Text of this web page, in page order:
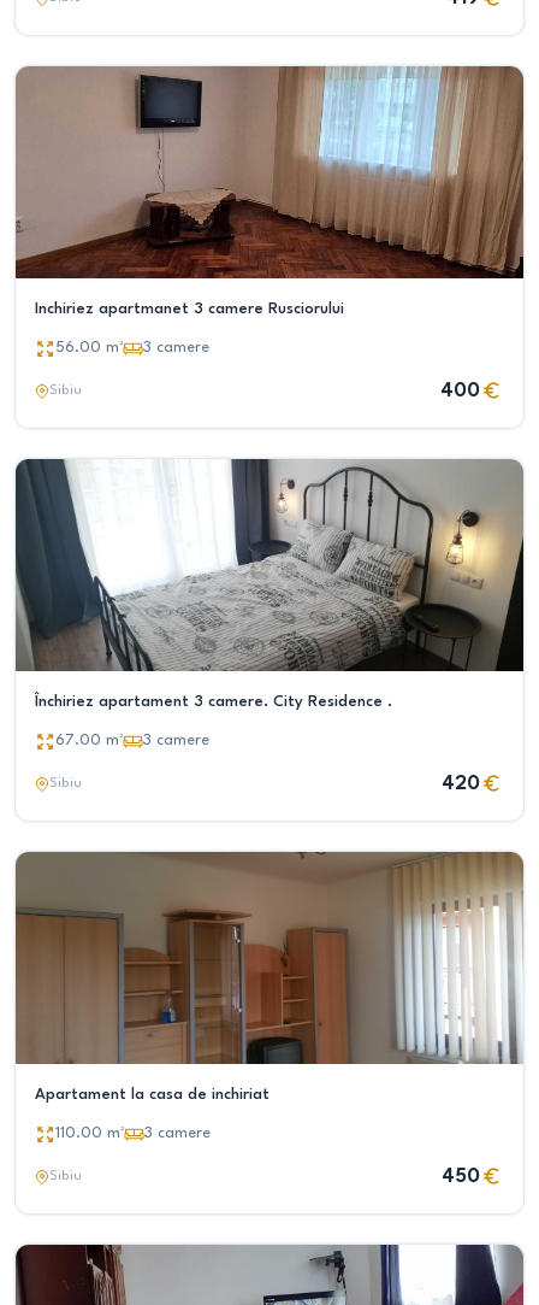
Inchiriez apartmanet 3 camere Rusciorului
56.00 m² 3 camere
Sibiu 400
Închiriez apartament 3 camere. City Residence .
67.00 m² 3 camere
Sibiu 420
Apartament la casa de inchiriat
110.00 m² 3 camere
Sibiu 450